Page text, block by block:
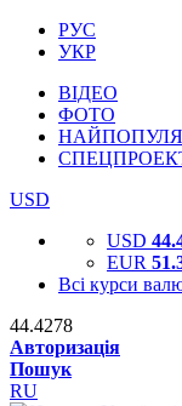
РУС
УКР
ВІДЕО
ФОТО
USD
USD
EUR
Всі курси
44.4278
Авторизація
Пошук
RU